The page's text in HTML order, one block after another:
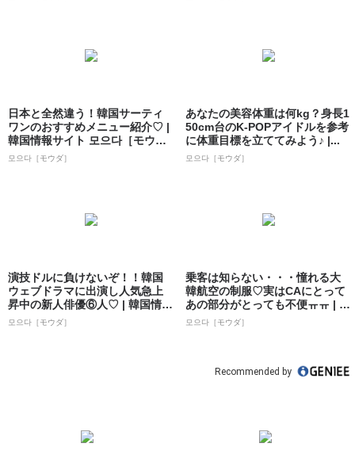
日本と全然違う！韓国サーティ
ワンのおすすめメニュー紹介♡ |
韓国情報サイト 모으다［モウ
ダ］
모으다［モウダ］
あなたの美容体重は何kg？身長1
50cm台のK-POPアイドルを参考
に体重目標を立ててみよう♪ |...
모으다［モウダ］
演技ドルに負けないぞ！！韓国
ウェブドラマに出演し人気急上
昇中の新人俳優⑥人♡ | 韓国情報
サイト ...
모으다［モウダ］
乗客は知らない・・・憧れる大
韓航空の制服♡実はCAにとって
あの部分がとっても不便ㅠㅠ | 韓
国情報...
모으다［モウダ］
Recommended by